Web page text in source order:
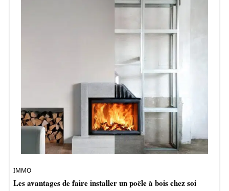
IMMO
Les avantages de faire installer un poêle à bois chez soi